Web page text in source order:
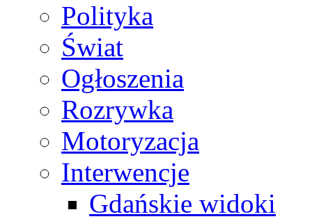
Polityka
Świat
Ogłoszenia
Rozrywka
Motoryzacja
Interwencje
Gdańskie widoki